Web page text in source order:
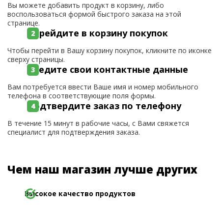
Вы можете добавить продукт в корзину, либо
воспользоваться формой быстрого заказа на этой
странице.
Перейдите в корзину покупок
Чтобы перейти в Вашу корзину покупок, кликните по иконке
сверху страницы.
Введите свои контактные данные
Вам потребуется ввести Ваше имя и номер мобильного
телефона в соответствующие поля формы.
Подтвердите заказ по телефону
В течение 15 минут в рабочие часы, с Вами свяжется
специалист для подтверждения заказа.
Чем наш магазин лучше других
Высокое качество продуктов